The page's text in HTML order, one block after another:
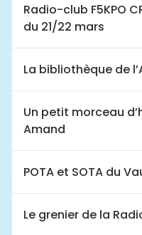
Radio-club F5KPO
du 21/22 mars
La bibliothèque de
Un petit morceau
Amand
POTA et SOTA du
Le grenier de la